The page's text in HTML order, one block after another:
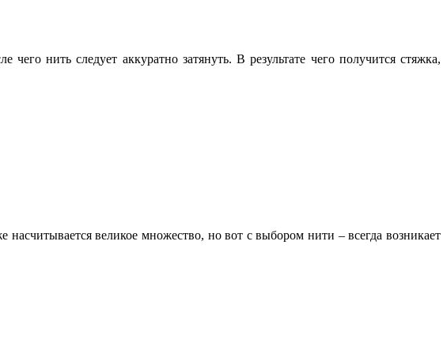
нить следует аккуратно затянуть. В результате чего получится стяжка,
великое множество, но вот с выбором нити – всегда возникает